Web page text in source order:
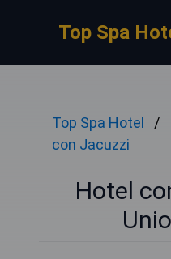
Top Spa
Top Spa Hotel
con Jacuzzi
Hotel